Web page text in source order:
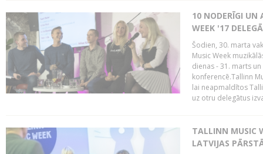
10 NODERĪGI UN
WEEK '17
Šodien, 30. marta
Music Week
dienas - 31. marts
konferencē.Tallinn
lai neapmaldītos
uz otru delegātus
TALLINN MUSIC
LATVIJAS